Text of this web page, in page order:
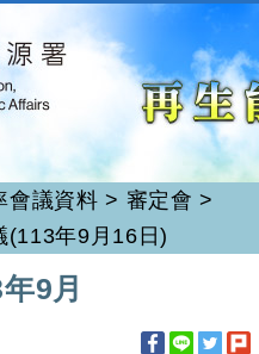
會議資料 > 審定會 >
(113年9月16日)
9月